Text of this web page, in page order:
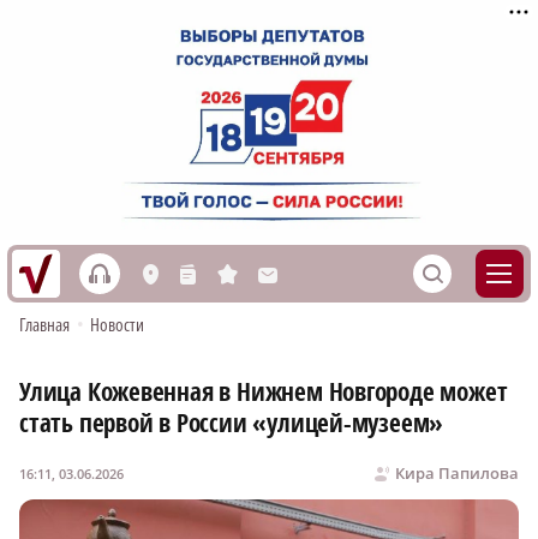
h L n s M S
Главная • Новости
Улица Кожевенная в Нижнем Новгороде может
стать первой в России «улицей-музеем»
Кира Папилова
16:11, 03.06.2026